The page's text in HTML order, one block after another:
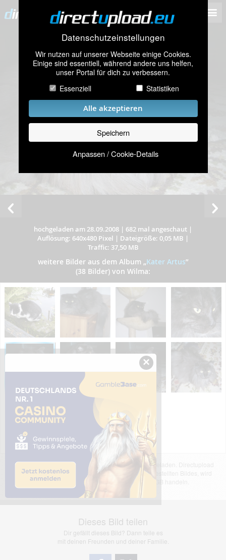
Datenschutzeinstellungen
Wir nutzen auf unserer Webseite einige Cookies.
Einige sind essentiell, während andere uns helfen,
unser Portal für dich zu verbessern.
Essenziell
Statistiken
Alle akzeptieren
Speichern
Anpassen / Cookie-Details
hochgeladen am 28.09.2008 | 682 mal angeschaut |
Auflösung: 640x480 Pixel | Dateigröße: 0,05 MB |
Traffic: 37,50 MB
weitere Bilder aus dem Album „Kater Artus”
(38 Bilder) von Wilma:
Das dargestellte Bild wurde von einem Nutzer hochgeladen. Directupload
übernimmt keinerlei Haftung für den Inhalt des dargestellten Bildes, wird
jedoch bei Verstößen nach §2(3) unserer AGB handeln.
Dieses Bild teilen
Dir gefällt dieses Bild? Dann teile es
mit deinen Freunden und deiner Familie.
×